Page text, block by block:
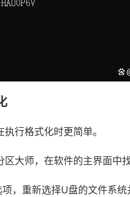
行格式化时更简单。
大师，在软件的主界面中找
，重新选择U盘的文件系统